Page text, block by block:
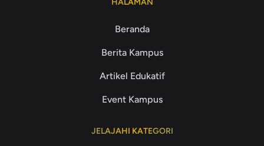
HALAMAN
Beranda
Berita Kampus
Artikel Edukatif
Event Kampus
JELAJAHI KATEGORI